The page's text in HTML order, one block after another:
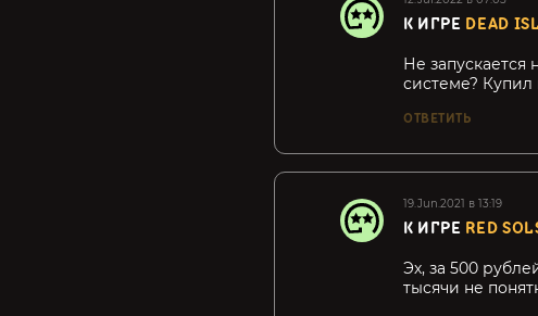
К ИГРЕ DEAD
Не запускается
системе? Купил
ОТВЕТИТЬ
19.Jun.2021 в 13:19
К ИГРЕ RED
Эх, за 500
тысячи не